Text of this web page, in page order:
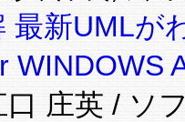
最新UMLが
WINDOWS
口 庄英 / ソ